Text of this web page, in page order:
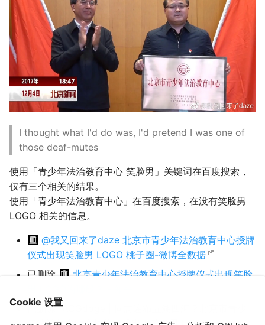
擎
I thought what I'd do was, I'd pretend I was one of
those deaf-mutes
使用「青少年法治教育中心 笑脸男」关键词在百度搜索，
仅有三个相关的结果。
使用「青少年法治教育中心」在百度搜索，在没有笑脸男
LOGO 相关的信息。
@我又回来了daze 北京市青少年法治教育中心授牌
仪式出现笑脸男 LOGO 桃子圈-微博全数据
已删除
北京青少年法治教育中心授牌仪式出现笑脸
已删除 [ACGdoge | 同志遍布五湖四海？北京市青少
Cookie 设置